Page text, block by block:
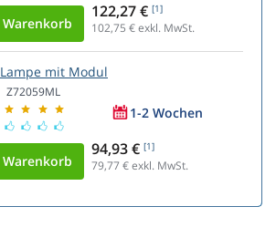
122,27 € [1]
102,75 € exkl. MwSt.
Lampe mit Modul
Z72059ML
1-2 Wochen
94,93 € [1]
79,77 € exkl. MwSt.